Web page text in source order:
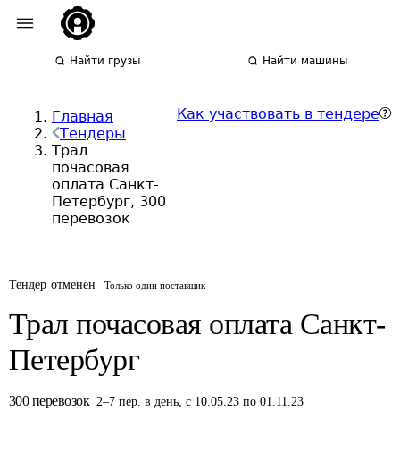
Найти грузы Найти машины
Главная
Тендеры
Трал
почасовая
оплата Санкт-
Петербург, 300
перевозок
Как участвовать в тендере
Тендер отменён Только один поставщик
Трал почасовая оплата Санкт-
Петербург
300 перевозок 2–7 пер. в день,с 10.05.23 по 01.11.23